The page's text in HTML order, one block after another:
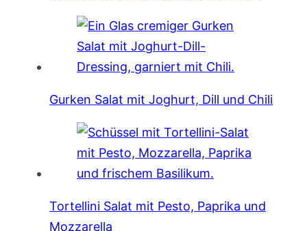
Gurken Salat mit Joghurt, Dill und Chili
Tortellini Salat mit Pesto, Paprika und
Mozzarella